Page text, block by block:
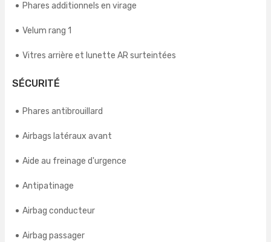
Phares additionnels en virage
Velum rang 1
Vitres arrière et lunette AR surteintées
SÉCURITÉ
Phares antibrouillard
Airbags latéraux avant
Aide au freinage d'urgence
Antipatinage
Airbag conducteur
Airbag passager